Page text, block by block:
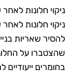
ניקוי חלונות לאחר
ניקוי חלונות לאחר
להסיר שאריות
שהצטברו על
בחומרים